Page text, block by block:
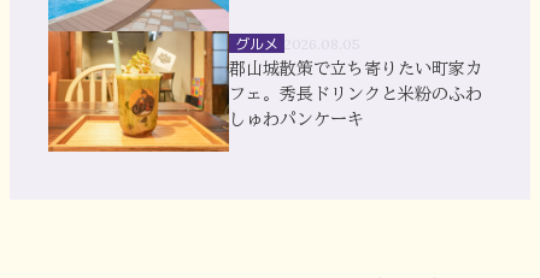
グルメ
郡山城散策で立ち寄りたい町家カ
フェ。秀長ドリンクと米粉のふわ
しゅわパンケーキ